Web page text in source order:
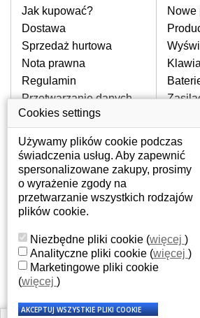
pomocy wyszukiwarki.
model laptopa. Przy każdej
nie może brakować
do aktualnego stanu naszego
W JAKI SPOSÓB
PRZEJAWIAĆ
Częstymi objawami są
czy wyświetlanie
dublowanie tych
przypadku podlicia
powrócą do
też uszkodzenie
JAK TO DZIAŁA?
Klawiatura składa się z
warstw folii, z których
przewodzące
Jak kupować?
Dostawa
Sprzedaż hurtowa
Nota prawna
Regulamin
Przetwarzanie danych
osobowych
Gdzie nas znajdziesz
Nowe
Twoje konto
Twoje konto
Dane osobowe
Adresy
Historia zamówień
7:00
Cookies settings
Używamy plików cookie podczas
świadczenia usług. Aby zapewnić
spersonalizowane zakupy, prosimy
o wyrażenie zgody na
przetwarzanie wszystkich rodzajów
plików cookie.
Niezbędne pliki cookie (więcej )
Analityczne pliki cookie (więcej )
Marketingowe pliki cookie
(więcej )